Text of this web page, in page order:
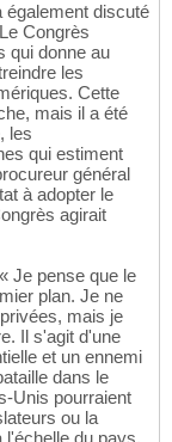
également discuté
Congrès
qui donne au
les
Cette
mais il a été
les
qui estiment
général
à adopter le
agirait
Je pense que le
plan. Je ne
mais je
Il s'agit d'une
et un ennemi
dans le
Unis pourraient
ou la